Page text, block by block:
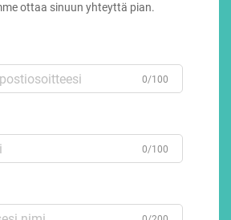
ottaa sinuun yhteyttä pian.
0/100
0/100